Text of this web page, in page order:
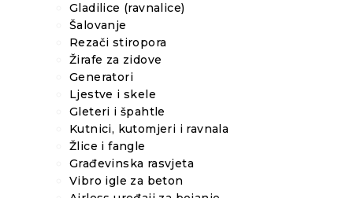
Gladilice (ravnalice)
Šalovanje
Rezači stiropora
Žirafe za zidove
Generatori
Ljestve i skele
Gleteri i špahtle
Kutnici, kutomjeri i ravnala
Žlice i fangle
Građevinska rasvjeta
Vibro igle za beton